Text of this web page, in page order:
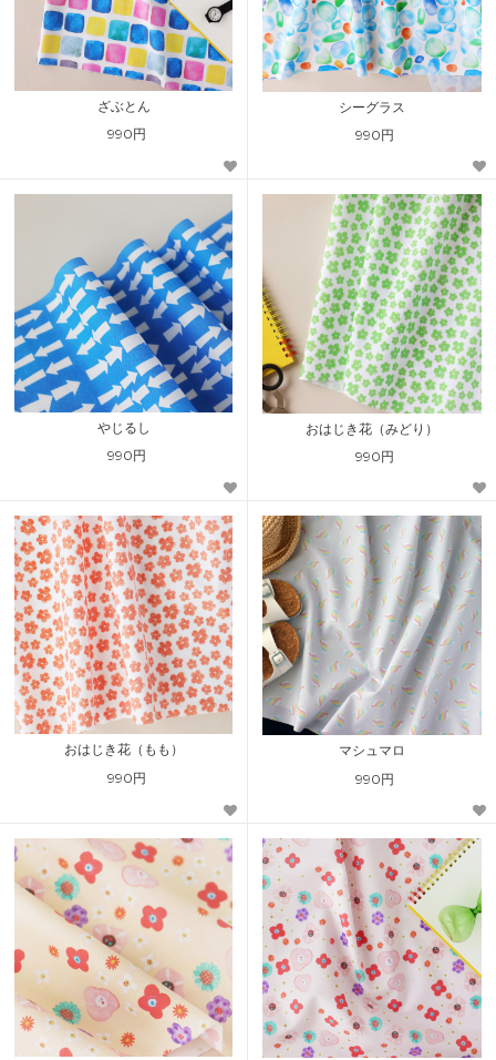
ざぶとん
990円
シーグラス
990円
やじるし
990円
おはじき花（みどり）
990円
おはじき花（もも）
990円
マシュマロ
990円